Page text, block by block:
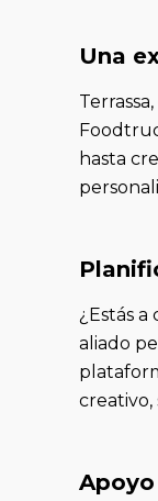
Una
hasta
¿Estás
aliado